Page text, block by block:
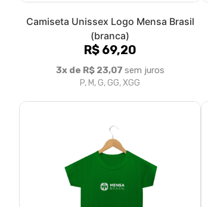
Camiseta Unissex Logo Mensa Brasil
(branca)
R$ 69,20
3x de R$ 23,07 sem juros
P, M, G, GG, XGG